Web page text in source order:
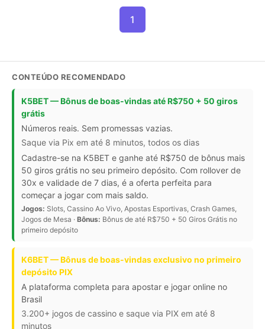
Paginação de
Page
1
CONTEÚDO RECOMENDADO
K5BET — Bônus de boas-vindas até R$750 + 50 giros
grátis
Números reais. Sem promessas vazias.
Saque via Pix em até 8 minutos, todos os dias
Cadastre-se na K5BET e ganhe até R$750 de bônus mais
50 giros grátis no seu primeiro depósito. Com rollover de
30x e validade de 7 dias, é a oferta perfeita para
começar a jogar com mais saldo.
Jogos: Slots, Cassino Ao Vivo, Apostas Esportivas, Crash Games,
Jogos de Mesa · Bônus: Bônus de até R$750 + 50 Giros Grátis no
primeiro depósito
K6BET — Bônus de boas-vindas exclusivo no primeiro
depósito PIX
A plataforma completa para apostar e jogar online no
Brasil
3.200+ jogos de cassino e saque via PIX em até 8
minutos